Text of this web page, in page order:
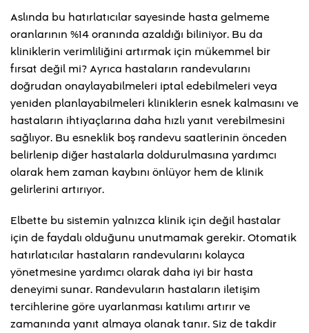
Aslında bu hatırlatıcılar sayesinde hasta gelmeme
oranlarının %14 oranında azaldığı biliniyor. Bu da
kliniklerin verimliliğini artırmak için mükemmel bir
fırsat değil mi? Ayrıca hastaların randevularını
doğrudan onaylayabilmeleri iptal edebilmeleri veya
yeniden planlayabilmeleri kliniklerin esnek kalmasını ve
hastaların ihtiyaçlarına daha hızlı yanıt verebilmesini
sağlıyor. Bu esneklik boş randevu saatlerinin önceden
belirlenip diğer hastalarla doldurulmasına yardımcı
olarak hem zaman kaybını önlüyor hem de klinik
gelirlerini artırıyor.
Elbette bu sistemin yalnızca klinik için değil hastalar
için de faydalı olduğunu unutmamak gerekir. Otomatik
hatırlatıcılar hastaların randevularını kolayca
yönetmesine yardımcı olarak daha iyi bir hasta
deneyimi sunar. Randevuların hastaların iletişim
tercihlerine göre uyarlanması katılımı artırır ve
zamanında yanıt almaya olanak tanır. Siz de takdir